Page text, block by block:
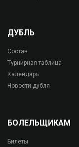
ДУБЛЬ
Состав
Турнирная таблица
Календарь
Новости дубля
БОЛЕЛЬЩИКАМ
Билеты